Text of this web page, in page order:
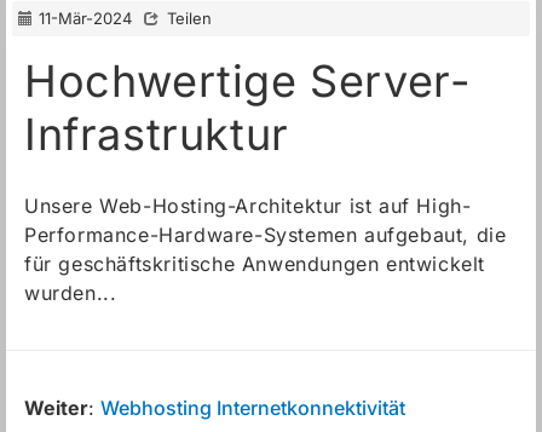
11-Mär-2024 Teilen
Hochwertige Server-
Infrastruktur
Unsere Web-Hosting-Architektur ist auf High-
Performance-Hardware-Systemen aufgebaut, die
für geschäftskritische Anwendungen entwickelt
wurden...
Weiter: Webhosting Internetkonnektivität